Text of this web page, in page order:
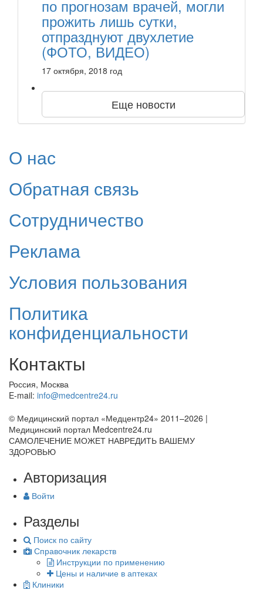
по прогнозам врачей, могли
прожить лишь сутки,
отпразднуют двухлетие
(ФОТО, ВИДЕО)
17 октября, 2018 год
Еще новости
О нас
Обратная связь
Сотрудничество
Реклама
Условия пользования
Политика
конфиденциальности
Контакты
Россия, Москва
E-mail: info@medcentre24.ru
© Медицинский портал «Медцентр24» 2011–2026 |
Медицинский портал Medcentre24.ru
САМОЛЕЧЕНИЕ МОЖЕТ НАВРЕДИТЬ ВАШЕМУ
ЗДОРОВЬЮ
Авторизация
Войти
Разделы
Поиск по сайту
Справочник лекарств
Инструкции по применению
Цены и наличие в аптеках
Клиники